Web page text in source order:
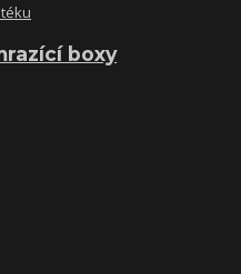
boxy